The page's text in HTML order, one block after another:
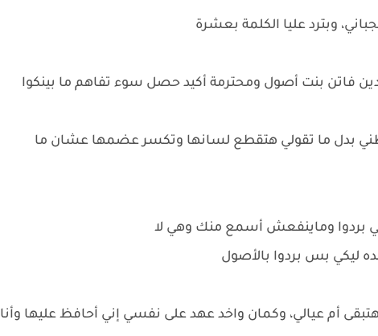
وبترد عليا الكلمة بعشرة
فاتن بنت أصول ومحترمة أكيد حصل سوء تفاهم ما بينكوا
بطني بدل ما تقولي هتقطع لسانها وتكسر عضمها عشان ما
بردوا وماينفعش أسمع منك وهي لا
ليكي بس بردوا بالأصول
أم عيالي، وكمان واخد عهد على نفسي إني أحافظ عليها وأنا